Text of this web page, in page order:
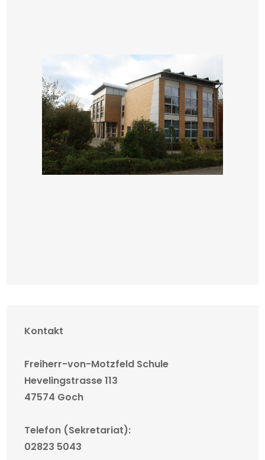
Kontakt
Freiherr-von-Motzfeld Schule
Hevelingstrasse 113
47574 Goch
Telefon (Sekretariat):
02823 5043